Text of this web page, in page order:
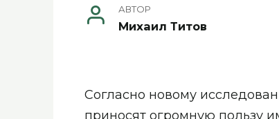
АВТОР
Михаил Титов
Согласно новому
приносят огромную пользу